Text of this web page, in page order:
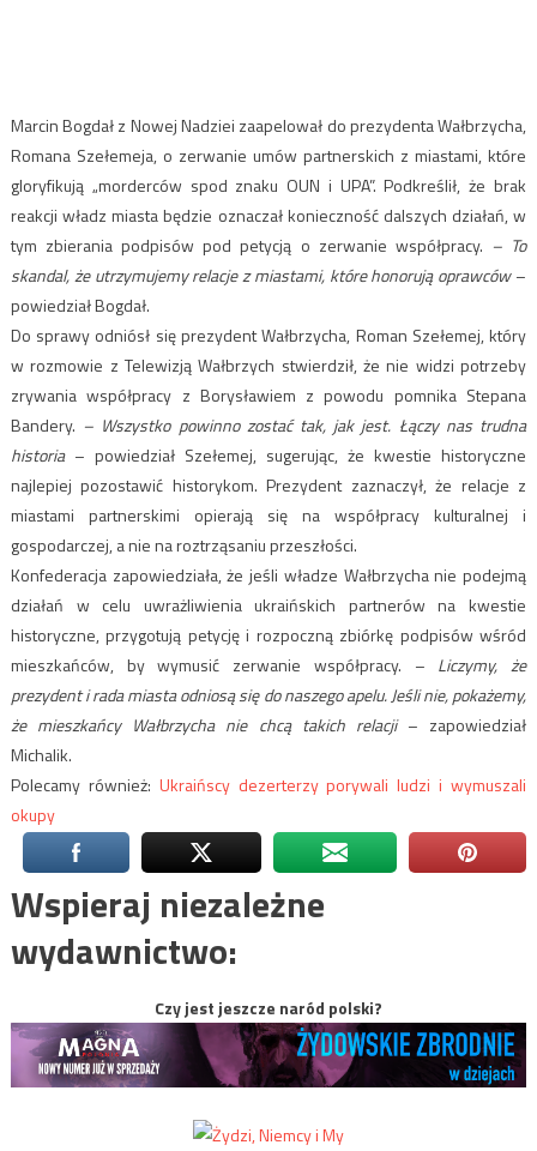
Marcin Bogdał z Nowej Nadziei zaapelował do prezydenta Wałbrzycha,
Romana Szełemeja, o zerwanie umów partnerskich z miastami, które
gloryfikują „morderców spod znaku OUN i UPA”. Podkreślił, że brak
reakcji władz miasta będzie oznaczał konieczność dalszych działań, w
tym zbierania podpisów pod petycją o zerwanie współpracy. – To
skandal, że utrzymujemy relacje z miastami, które honorują oprawców–
powiedział Bogdał.
Do sprawy odniósł się prezydent Wałbrzycha, Roman Szełemej, który
w rozmowie z Telewizją Wałbrzych stwierdził, że nie widzi potrzeby
zrywania współpracy z Borysławiem z powodu pomnika Stepana
Bandery. – Wszystko powinno zostać tak, jak jest. Łączy nas trudna
historia– powiedział Szełemej, sugerując, że kwestie historyczne
najlepiej pozostawić historykom. Prezydent zaznaczył, że relacje z
miastami partnerskimi opierają się na współpracy kulturalnej i
gospodarczej, a nie na roztrząsaniu przeszłości.
Konfederacja zapowiedziała, że jeśli władze Wałbrzycha nie podejmą
działań w celu uwrażliwienia ukraińskich partnerów na kwestie
historyczne, przygotują petycję i rozpoczną zbiórkę podpisów wśród
mieszkańców, by wymusić zerwanie współpracy. – Liczymy, że
prezydent i rada miasta odniosą się do naszego apelu. Jeśli nie, pokażemy,
że mieszkańcy Wałbrzycha nie chcą takich relacji– zapowiedział
Michalik.
Polecamy również: Ukraińscy dezerterzy porywali ludzi i wymuszali
okupy
Wspieraj niezależne
wydawnictwo:
Czy jest jeszcze naród polski?